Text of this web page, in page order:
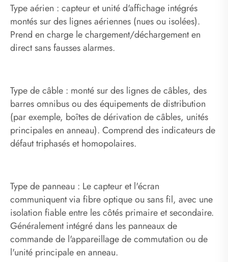
Type aérien : capteur et unité d'affichage intégrés
montés sur des lignes aériennes (nues ou isolées).
Prend en charge le chargement/déchargement en
direct sans fausses alarmes.
Type de câble : monté sur des lignes de câbles, des
barres omnibus ou des équipements de distribution
(par exemple, boîtes de dérivation de câbles, unités
principales en anneau). Comprend des indicateurs de
défaut triphasés et homopolaires.
Type de panneau : Le capteur et l'écran
communiquent via fibre optique ou sans fil, avec une
isolation fiable entre les côtés primaire et secondaire.
Généralement intégré dans les panneaux de
commande de l'appareillage de commutation ou de
l'unité principale en anneau.